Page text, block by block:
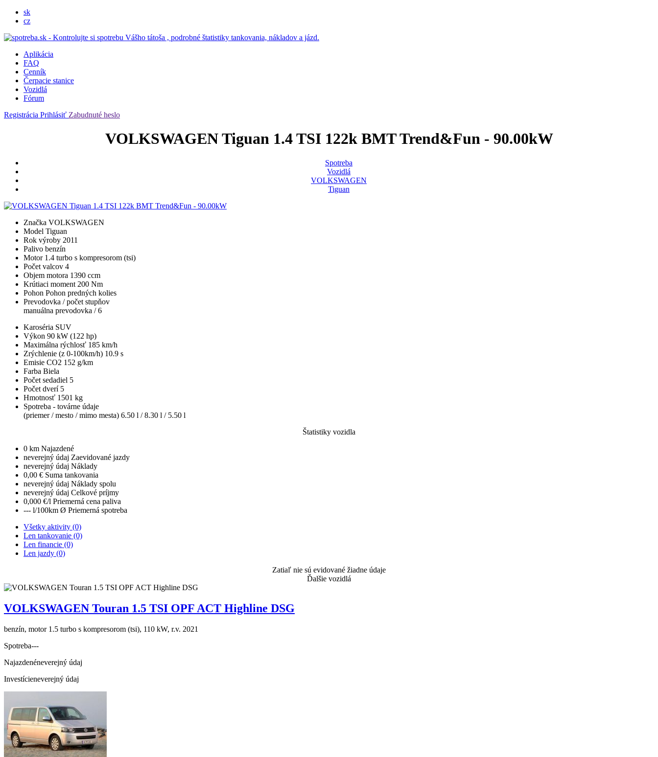
sk
cz
Aplikácia
FAQ
Cenník
Čerpacie stanice
Vozidlá
Fórum
Registrácia Prihlásiť Zabudnuté heslo
VOLKSWAGEN Tiguan 1.4 TSI 122k BMT Trend&Fun - 90.00kW
Spotreba
Vozidlá
VOLKSWAGEN
Tiguan
Značka VOLKSWAGEN
Model Tiguan
Rok výroby 2011
Palivo benzín
Motor 1.4 turbo s kompresorom (tsi)
Počet valcov 4
Objem motora 1390 ccm
Krútiaci moment 200 Nm
Pohon Pohon predných kolies
Prevodovka / počet stupňov
manuálna prevodovka / 6
Karoséria SUV
Výkon 90 kW (122 hp)
Maximálna rýchlosť 185 km/h
Zrýchlenie (z 0-100km/h) 10.9 s
Emisie CO2 152 g/km
Farba Biela
Počet sedadiel 5
Počet dverí 5
Hmotnosť 1501 kg
Spotreba - továrne údaje
(priemer / mesto / mimo mesta) 6.50 l / 8.30 l / 5.50 l
Štatistiky vozidla
0 km Najazdené
neverejný údaj Zaevidované jazdy
neverejný údaj Náklady
0,00 € Suma tankovania
neverejný údaj Náklady spolu
neverejný údaj Celkové príjmy
0,000 €/l Priemerná cena paliva
--- l/100km Ø Priemerná spotreba
Všetky aktivity (0)
Len tankovanie (0)
Len financie (0)
Len jazdy (0)
Zatiaľ nie sú evidované žiadne údaje
Ďalšie vozidlá
VOLKSWAGEN Touran 1.5 TSI OPF ACT Highline DSG
benzín, motor 1.5 turbo s kompresorom (tsi), 110 kW, r.v. 2021
Spotreba---
Najazdenéneverejný údaj
Investícieneverejný údaj